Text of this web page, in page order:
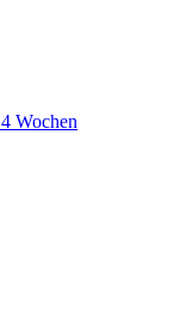
Wochen